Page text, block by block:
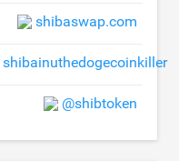
shibaswap.com
shibainuthedogecoinkiller
@shibtoken